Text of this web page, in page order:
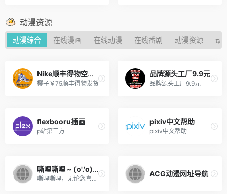
动漫资源
动漫综合 在线漫画 在线动漫 在线番剧 动漫资源 动
Nike顺丰得物空军￥65
椰子￥75顺丰得物发货
品牌源头工厂9.9元
品牌源头工厂9.9元
flexbooru插画
p站第三方
pixiv中文帮助
pixiv中文帮助
嘶哩嘶哩 ~ (o'.'o) ~ silisili[S站]
嘶哩嘶哩，无论您喜欢哪种类型动漫，silisili都会竭尽全力为您呈现，嘶哩嘶哩动漫，为你打开二次元大门的小站（S站）,动漫后花园。
ACG动漫网址导航